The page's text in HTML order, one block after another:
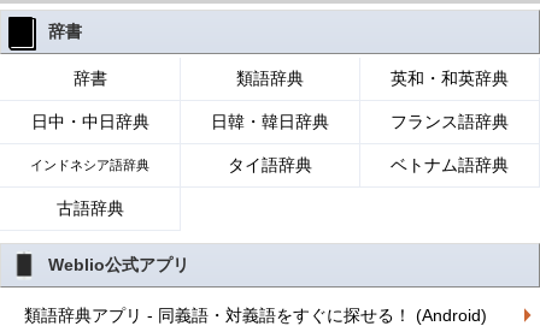
辞書
辞書 類語辞典 英和・和英辞典
日中・中日辞典 日韓・韓日辞典 フランス語辞典
インドネシア語辞典 タイ語辞典 ベトナム語辞典
古語辞典
Weblio公式アプリ
類語辞典アプリ - 同義語・対義語をすぐに探せる！ (Android)